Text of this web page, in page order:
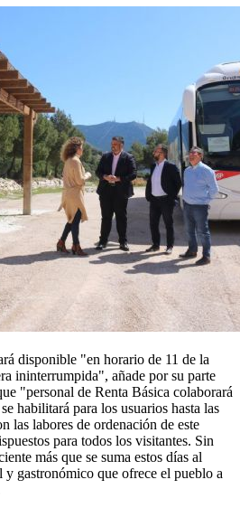
disponible "en horario de 11 de la
ininterrumpida", añade por su parte
"personal de Renta Básica colaborará
habilitará para los usuarios hasta las
las labores de ordenación de este
para todos los visitantes. Sin
más que se suma estos días al
gastronómico que ofrece el pueblo a